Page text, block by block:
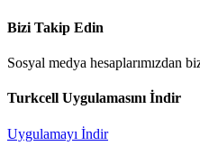
Bizi Takip Edin
Sosyal medya hesaplarımızdan
Turkcell Uygulamasını İndir
Uygulamayı İndir